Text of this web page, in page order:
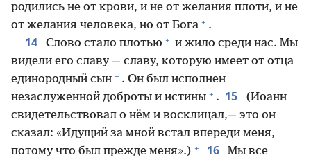
родились не от крови, и не от желания плоти, и не
от желания человека, но от Бога + .
14 Слово стало плотью + и жило среди нас. Мы
видели его славу — славу, которую имеет от отца
единородный сын + . Он был исполнен
незаслуженной доброты и истины + . 15
(Иоанн
свидетельствовал о нём и восклицал,— это он
сказал: «Идущий за мной встал впереди меня,
потому что был прежде меня».) + 16
Мы все